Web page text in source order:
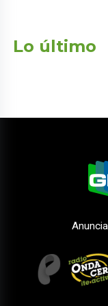
Lo último